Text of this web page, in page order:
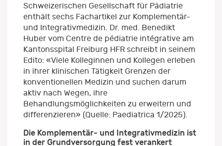
Schweizerischen Gesellschaft für Pädiatrie
enthält sechs Fachartikel zur Komplementär-
und Integrativmedizin. Dr. med. Benedikt
Huber vom Centre de pédiatrie intégrative am
Kantonsspital Freiburg HFR schreibt in seinem
Edito: «Viele Kolleginnen und Kollegen erleben
in ihrer klinischen Tätigkeit Grenzen der
konventionellen Medizin und suchen darum
aktiv nach Wegen, ihre
Behandlungsmöglichkeiten zu erweitern und
differenzieren» (Quelle: Paediatrica 1/2025).
Die Komplementär- und Integrativmedizin ist
in der Grundversorgung fest verankert